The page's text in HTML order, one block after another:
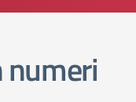
numeri